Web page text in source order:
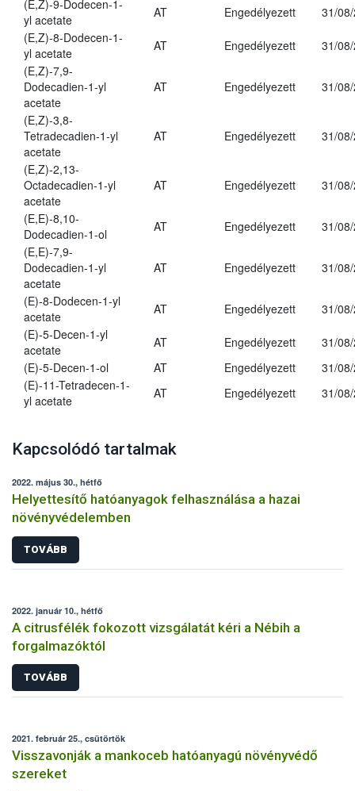
(E,Z)-9-Dodecen-1-
yl acetate
AT Engedélyezett
31/
(E,Z)-8-Dodecen-1-
yl acetate
AT Engedélyezett
31/
(E,Z)-7,9-
Dodecadien-1-yl
acetate
AT Engedélyezett 31/
(E,Z)-3,8-
Tetradecadien-1-yl
acetate
AT Engedélyezett 31/
(E,Z)-2,13-
Octadecadien-1-yl
acetate
AT Engedélyezett 31/
(E,E)-8,10-
Dodecadien-1-ol
AT Engedélyezett
31/
(E,E)-7,9-
Dodecadien-1-yl
acetate
AT Engedélyezett 31/
(E)-8-Dodecen-1-yl
acetate
AT Engedélyezett
31/
(E)-5-Decen-1-yl
acetate
AT Engedélyezett
31/
(E)-5-Decen-1-ol
AT Engedélyezett
31/
(E)-11-Tetradecen-1-
yl acetate
AT Engedélyezett 31/
Kapcsolódó tartalmak
2022. május 30., hétfő
Helyettesítő hatóanyagok felhasználása a hazai
növényvédelemben
TOVÁBB
2022. január 10., hétfő
A citrusfélék fokozott vizsgálatát kéri a Nébih a
forgalmazóktól
TOVÁBB
2021. február 25., csütörtök
Visszavonják a mankoceb hatóanyagú növényvédő
szereket